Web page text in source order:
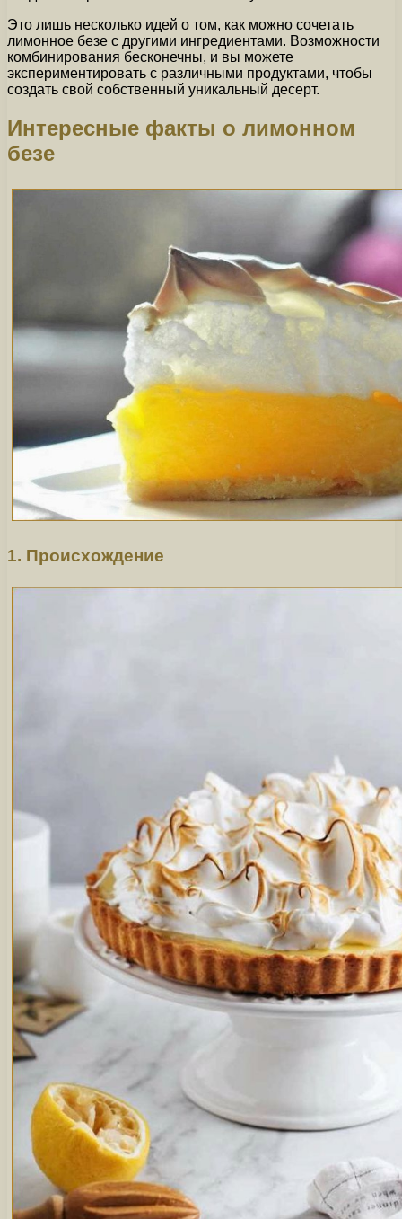
Это лишь несколько идей о том, как можно сочетать
лимонное безе с другими ингредиентами. Возможности
комбинирования бесконечны, и вы можете
экспериментировать с различными продуктами, чтобы
создать свой собственный уникальный десерт.
Интересные факты о лимонном
безе
1. Происхождение